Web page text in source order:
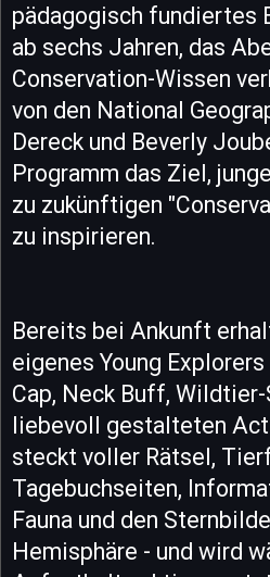
pädagogisch fundiertes
ab sechs Jahren, das
Conservation-Wissen
von den National
Dereck und Beverly
Programm das Ziel,
zu zukünftigen
zu inspirieren.
Bereits bei Ankunft
eigenes Young
Cap, Neck Buff,
liebevoll gestalteten
steckt voller Rätsel,
Tagebuchseiten,
Fauna und den
Hemisphäre - und wird